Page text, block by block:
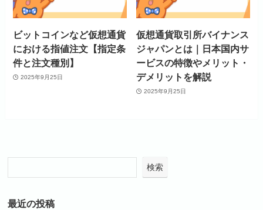
ビットコインなど仮想通貨
における指値注文【指定条
件と注文種別】
2025年9月25日
仮想通貨取引所バイナンス
ジャパンとは｜日本国内サ
ービスの特徴やメリット・
デメリットを解説
2025年9月25日
検索
最近の投稿